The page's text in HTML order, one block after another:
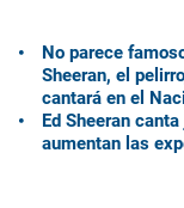
No parece
Sheeran, el
cantará en el
Ed Sheeran
aumentan las